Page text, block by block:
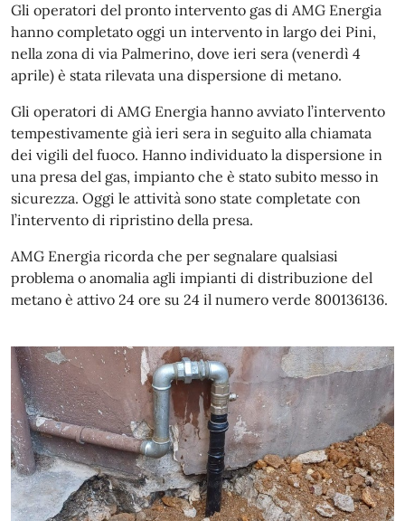
Gli operatori del pronto intervento gas di AMG Energia
hanno completato oggi un intervento in largo dei Pini,
nella zona di via Palmerino, dove ieri sera (venerdì 4
aprile) è stata rilevata una dispersione di metano.
Gli operatori di AMG Energia hanno avviato l’intervento
tempestivamente già ieri sera in seguito alla chiamata
dei vigili del fuoco. Hanno individuato la dispersione in
una presa del gas, impianto che è stato subito messo in
sicurezza. Oggi le attività sono state completate con
l’intervento di ripristino della presa.
AMG Energia ricorda che per segnalare qualsiasi
problema o anomalia agli impianti di distribuzione del
metano è attivo 24 ore su 24 il numero verde 800136136.